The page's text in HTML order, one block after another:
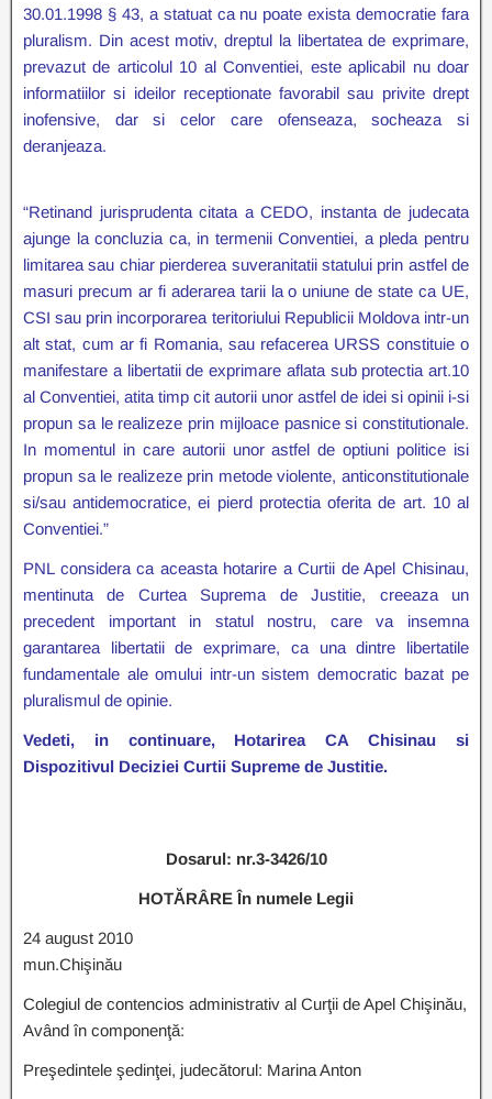
30.01.1998 § 43, a statuat ca nu poate exista democratie fara
pluralism. Din acest motiv, dreptul la libertatea de exprimare,
prevazut de articolul 10 al Conventiei, este aplicabil nu doar
informatiilor si ideilor receptionate favorabil sau privite drept
inofensive, dar si celor care ofenseaza, socheaza si
deranjeaza.
“Retinand jurisprudenta citata a CEDO, instanta de judecata
ajunge la concluzia ca, in termenii Conventiei, a pleda pentru
limitarea sau chiar pierderea suveranitatii statului prin astfel de
masuri precum ar fi aderarea tarii la o uniune de state ca UE,
CSI sau prin incorporarea teritoriului Republicii Moldova intr-un
alt stat, cum ar fi Romania, sau refacerea URSS constituie o
manifestare a libertatii de exprimare aflata sub protectia art.10
al Conventiei, atita timp cit autorii unor astfel de idei si opinii i-si
propun sa le realizeze prin mijloace pasnice si constitutionale.
In momentul in care autorii unor astfel de optiuni politice isi
propun sa le realizeze prin metode violente, anticonstitutionale
si/sau antidemocratice, ei pierd protectia oferita de art. 10 al
Conventiei.”
PNL considera ca aceasta hotarire a Curtii de Apel Chisinau,
mentinuta de Curtea Suprema de Justitie, creeaza un
precedent important in statul nostru, care va insemna
garantarea libertatii de exprimare, ca una dintre libertatile
fundamentale ale omului intr-un sistem democratic bazat pe
pluralismul de opinie.
Vedeti, in continuare, Hotarirea CA Chisinau si
Dispozitivul Deciziei Curtii Supreme de Justitie.
Dosarul: nr.3-3426/10
HOTĂRÂRE În numele Legii
24 august 2010
mun.Chişinău
Colegiul de contencios administrativ al Curţii de Apel Chişinău,
Având în componenţă:
Preşedintele şedinţei, judecătorul: Marina Anton